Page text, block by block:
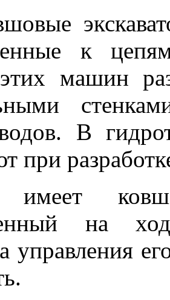
к
машин
В
при
имеет
на
управления